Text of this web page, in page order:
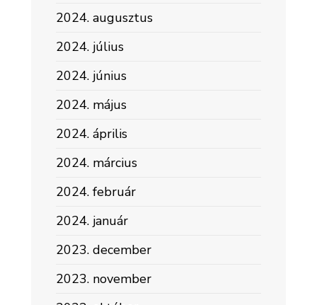
2024. augusztus
2024. július
2024. június
2024. május
2024. április
2024. március
2024. február
2024. január
2023. december
2023. november